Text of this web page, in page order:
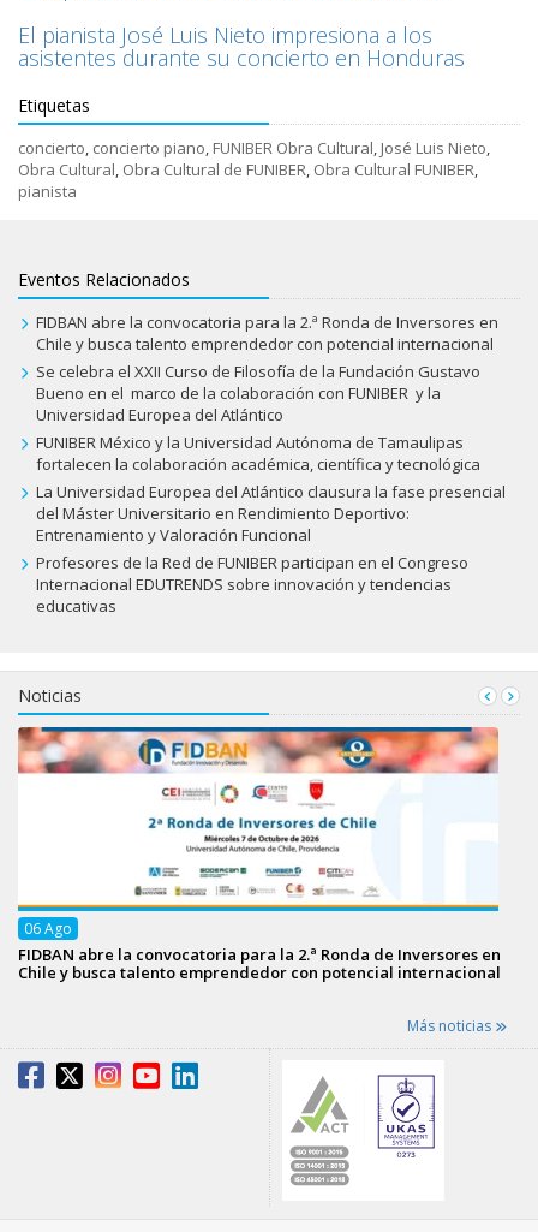
El pianista José Luis Nieto impresiona a los
asistentes durante su concierto en Honduras
Etiquetas
concierto, concierto piano, FUNIBER Obra Cultural, José Luis Nieto,
Obra Cultural, Obra Cultural de FUNIBER, Obra Cultural FUNIBER,
pianista
Eventos Relacionados
FIDBAN abre la convocatoria para la 2.ª Ronda de Inversores en
Chile y busca talento emprendedor con potencial internacional
Se celebra el XXII Curso de Filosofía de la Fundación Gustavo
Bueno en el marco de la colaboración con FUNIBER y la
Universidad Europea del Atlántico
FUNIBER México y la Universidad Autónoma de Tamaulipas
fortalecen la colaboración académica, científica y tecnológica
La Universidad Europea del Atlántico clausura la fase presencial
del Máster Universitario en Rendimiento Deportivo:
Entrenamiento y Valoración Funcional
Profesores de la Red de FUNIBER participan en el Congreso
Internacional EDUTRENDS sobre innovación y tendencias
educativas
Noticias
06Ago
FIDBAN abre la convocatoria para la 2.ª Ronda de Inversores en
Chile y busca talento emprendedor con potencial internacional
Más noticias